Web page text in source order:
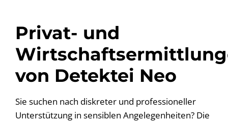
Privat- und
von Detektei Neo
Sie suchen nach diskreter und professioneller
Unterstützung in sensiblen Angelegenheiten? Die